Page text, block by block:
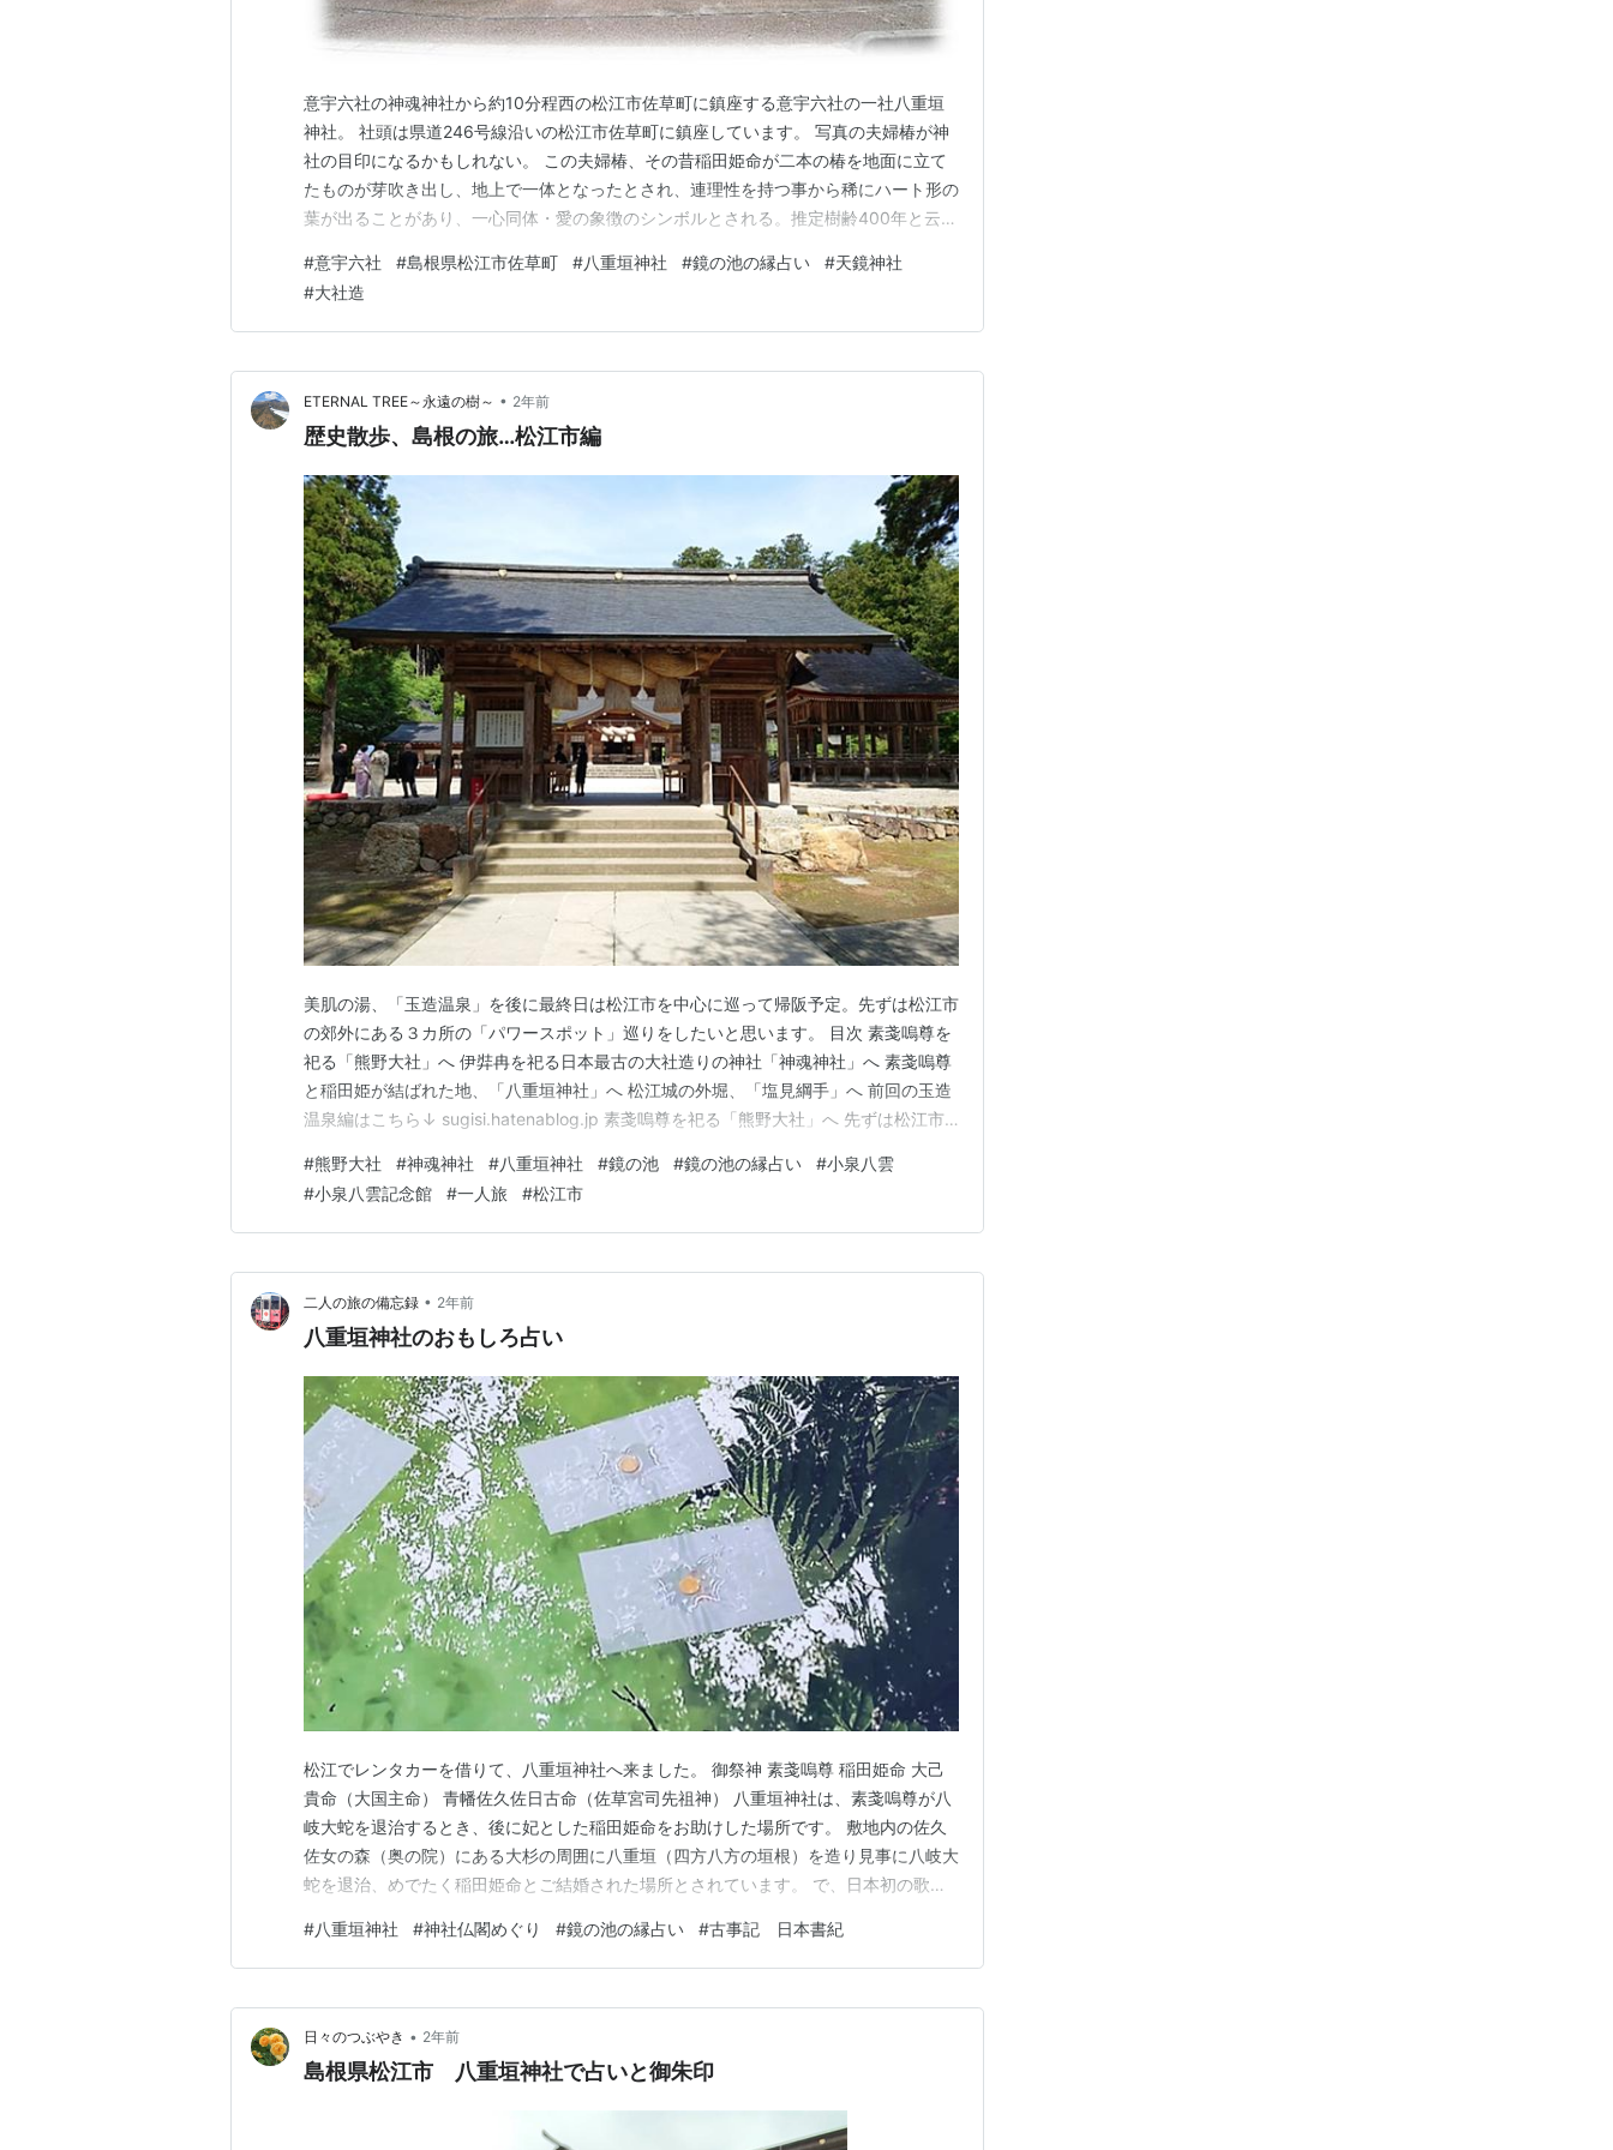
意宇六社の神魂神社から約10分程西の松江市佐草町に鎮座する意宇六社の一社八重垣
神社。 社頭は県道246号線沿いの松江市佐草町に鎮座しています。 写真の夫婦椿が神
社の目印になるかもしれない。 この夫婦椿、その昔稲田姫命が二本の椿を地面に立て
たものが芽吹き出し、地上で一体となったとされ、連理性を持つ事から稀にハート形の
葉が出ることがあり、一心同体・愛の象徴のシンボルとされる。推定樹齢400年と云わ
県道を挟んだ道路沿いに鳥居を構えています。 木造明神鳥居と左に手水舎、随神門の
先に社殿が広がる。 鳥居の扁額は八重垣神社。 八…
#意宇六社 #島根県松江市佐草町 #八重垣神社 #鏡の池の縁占い #天鏡神社
#大社造
ETERNAL TREE～永遠の樹～ • 2年前
歴史散歩、島根の旅…松江市編
美肌の湯、「玉造温泉」を後に最終日は松江市を中心に巡って帰阪予定。先ずは松江市
の郊外にある３カ所の「パワースポット」巡りをしたいと思います。 目次 素戔嗚尊を
祀る「熊野大社」へ 伊弉冉を祀る日本最古の大社造りの神社「神魂神社」へ 素戔嗚尊
と稲田姫が結ばれた地、「八重垣神社」へ 松江城の外堀、「塩見綱手」へ 前回の玉造
温泉編はこちら↓ sugisi.hatenablog.jp 素戔嗚尊を祀る「熊野大社」へ 先ずは松江市
社って和歌山ちゃうん？ええ、和歌山にある熊野三社が有名ですが、一説ではここ熊
野…
#熊野大社 #神魂神社 #八重垣神社 #鏡の池 #鏡の池の縁占い #小泉八雲
#小泉八雲記念館 #一人旅 #松江市
二人の旅の備忘録 • 2年前
八重垣神社のおもしろ占い
松江でレンタカーを借りて、八重垣神社へ来ました。 御祭神 素戔嗚尊 稲田姫命 大己
貴命（大国主命） 青幡佐久佐日古命（佐草宮司先祖神） 八重垣神社は、素戔嗚尊が八
岐大蛇を退治するとき、後に妃とした稲田姫命をお助けした場所です。 敷地内の佐久
佐女の森（奥の院）にある大杉の周囲に八重垣（四方八方の垣根）を造り見事に八岐大
蛇を退治、めでたく稲田姫命とご結婚された場所とされています。 で、日本初の歌を
を」 有名な歌ですよね。 こちらの狛犬は年季が入っていて、素晴らしい面構えです。
永い年月で顔の形が変わってしまっています…
#八重垣神社 #神社仏閣めぐり #鏡の池の縁占い #古事記 日本書紀
日々のつぶやき • 2年前
島根県松江市 八重垣神社で占いと御朱印